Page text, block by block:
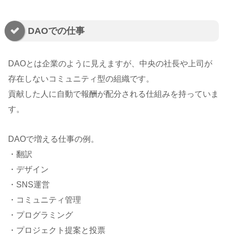
DAOでの仕事
DAOとは企業のように見えますが、中央の社長や上司が
存在しないコミュニティ型の組織です。
貢献した人に自動で報酬が配分される仕組みを持っていま
す。
DAOで増える仕事の例。
・翻訳
・デザイン
・SNS運営
・コミュニティ管理
・プログラミング
・プロジェクト提案と投票